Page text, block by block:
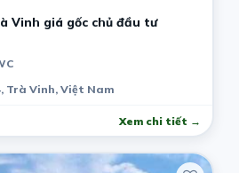
Vinh giá gốc chủ đầu tư
Trà Vinh, Việt Nam
Xem chi tiết →